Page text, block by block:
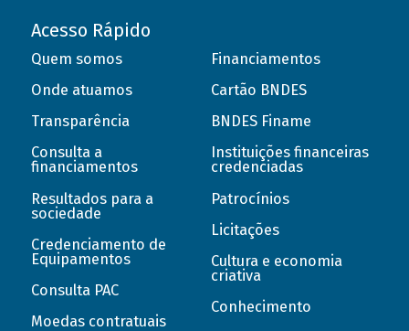
Acesso Rápido
Quem somos
Onde atuamos
Transparência
Consulta a
financiamentos
Resultados para a
sociedade
Credenciamento de
Equipamentos
Consulta PAC
Moedas contratuais
Financiamentos
Cartão BNDES
BNDES Finame
Instituições financeiras
credenciadas
Patrocínios
Licitações
Cultura e economia
criativa
Conhecimento